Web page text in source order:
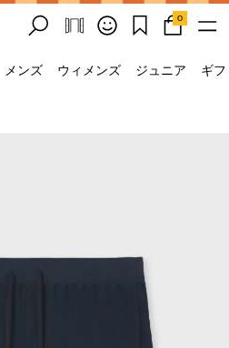
0
メンズ ウィメンズ ジュニア ギ